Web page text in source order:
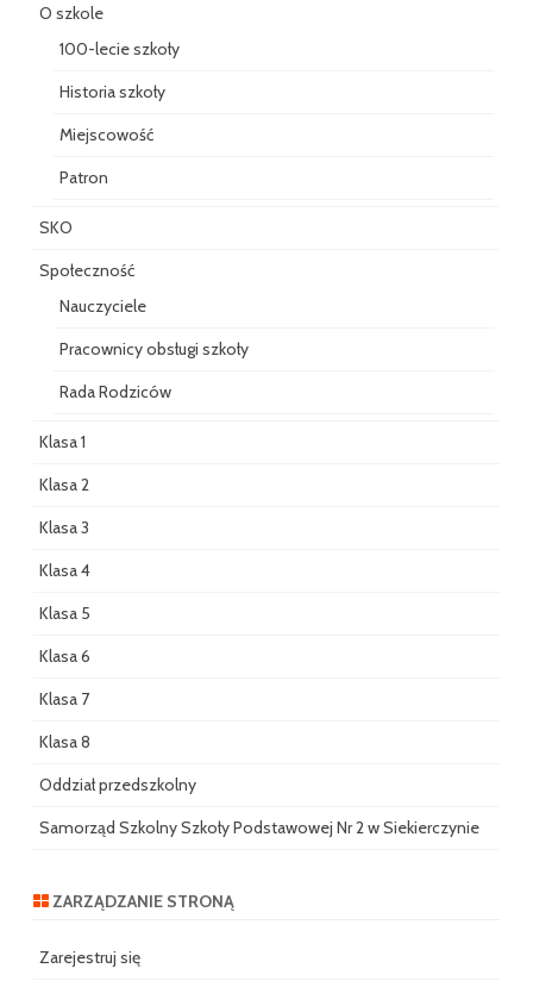
O szkole
100-lecie szkoły
Historia szkoły
Miejscowość
Patron
SKO
Społeczność
Nauczyciele
Pracownicy obsługi szkoły
Rada Rodziców
Klasa 1
Klasa 2
Klasa 3
Klasa 4
Klasa 5
Klasa 6
Klasa 7
Klasa 8
Oddział przedszkolny
Samorząd Szkolny Szkoły Podstawowej Nr 2 w Siekierczynie
ZARZĄDZANIE STRONĄ
Zarejestruj się